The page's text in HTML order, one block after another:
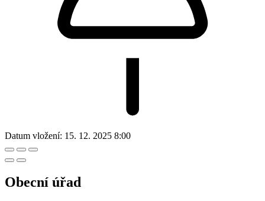
Datum vložení: 15. 12. 2025 8:00
Obecní úřad